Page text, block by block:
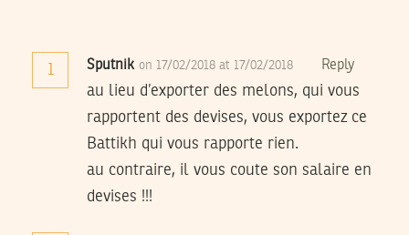
1 Sputnik on 17/02/2018 at 17/02/2018 Reply
au lieu d’exporter des melons, qui vous
rapportent des devises, vous exportez ce
Battikh qui vous rapporte rien.
au contraire, il vous coute son salaire en
devises !!!